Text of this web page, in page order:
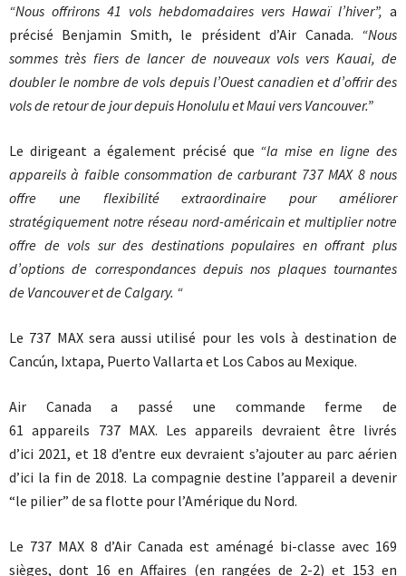
“Nous offrirons 41 vols hebdomadaires vers Hawaïl’hiver”, a
précisé Benjamin Smith, le président d’Air Canada. “Nous
sommes très fiers de lancer de nouveaux vols vers Kauai, de
doubler le nombre de vols depuis l’Ouest canadien et d’offrir des
vols de retour de jour depuisHonoluluetMaui vers Vancouver.”
Le dirigeant a également précisé que “la mise en ligne des
appareils à faible consommation de carburant 737 MAX 8 nous
offre une flexibilité extraordinaire pour améliorer
stratégiquement notre réseau nord-américain et multiplier notre
offre de vols sur des destinations populaires en offrant plus
d’options de correspondances depuis nos plaques tournantes
de Vancouveret de Calgary. “
Le 737 MAX sera aussi utilisé pour les vols à destination de
Cancún, Ixtapa, Puerto Vallarta et Los Cabos au Mexique.
Air Canada a passé une commande ferme de
61 appareils 737 MAX. Les appareils devraient être livrés
d’ici 2021, et 18 d’entre eux devraient s’ajouter au parc aérien
d’ici la fin de 2018. La compagnie destine l’appareil a devenir
“le pilier” de sa flotte pour l’Amérique du Nord.
Le 737 MAX 8 d’Air Canada est aménagé bi-classe avec 169
sièges, dont 16 en Affaires (en rangées de 2-2) et 153 en